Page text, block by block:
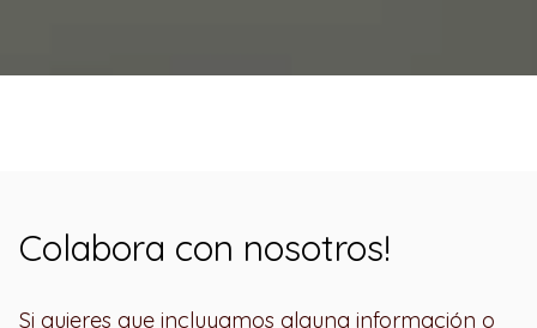
Colabora con nosotros!
Si quieres que incluyamos alguna información o